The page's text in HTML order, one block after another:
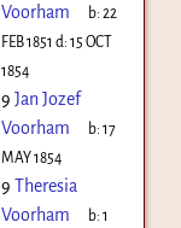
Voorham
b:22
FEB 1851 d: 15 OCT
1854
9 Jan Jozef
Voorham
b:17
MAY 1854
9 Theresia
Voorham
b:1